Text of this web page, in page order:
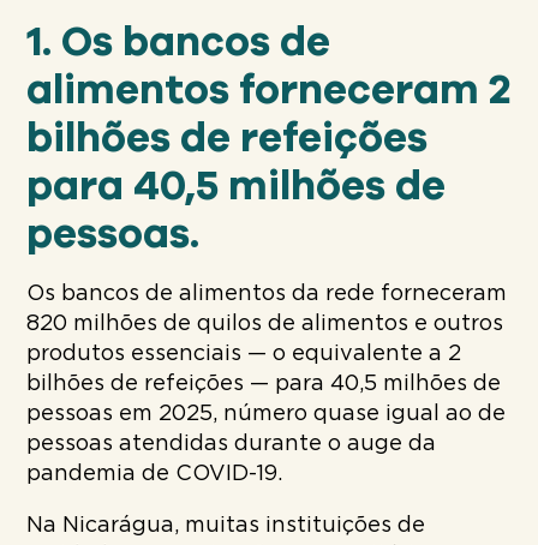
1. Os bancos de
alimentos forneceram 2
bilhões de refeições
para 40,5 milhões de
pessoas.
Os bancos de alimentos da rede forneceram
820 milhões de quilos de alimentos e outros
produtos essenciais — o equivalente a 2
bilhões de refeições — para 40,5 milhões de
pessoas em 2025, número quase igual ao de
pessoas atendidas durante o auge da
pandemia de COVID-19.
Na Nicarágua, muitas instituições de